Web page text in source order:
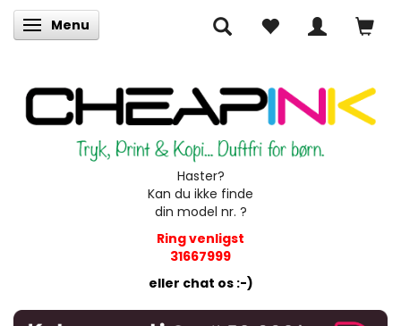
Skifte navigation
Menu
Haster?
Kan du ikke finde
din model nr. ?
Ring venligst
31667999
eller chat os :-)